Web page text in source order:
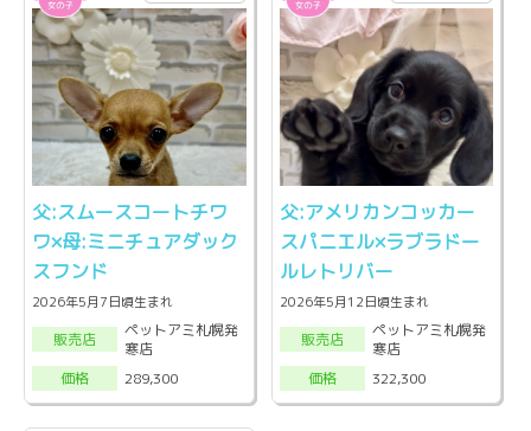
父:スムースコートチワ
ワ×母:ミニチュアダック
スフンド
2026年5月7日頃生まれ
販売店
ペットアミ札幌発
寒店
価格
289,300
父:アメリカンコッカー
スパニエル×ラブラドー
ルレトリバー
2026年5月12日頃生まれ
販売店
ペットアミ札幌発
寒店
価格
322,300